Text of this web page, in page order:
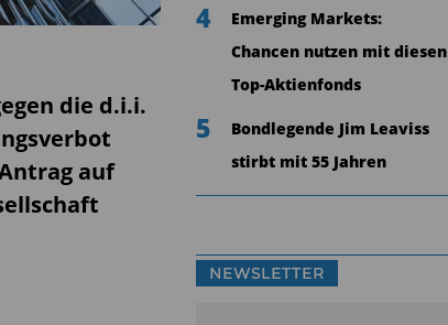
die d.i.i.
auf
4
Emerging Markets:
Chancen nutzen mit diesen
Top-Aktienfonds
5
Bondlegende Jim Leaviss
stirbt mit 55 Jahren
NEWSLETTER